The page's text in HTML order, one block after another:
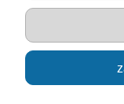
edukacyjne ::
:: Zabawkownia ::